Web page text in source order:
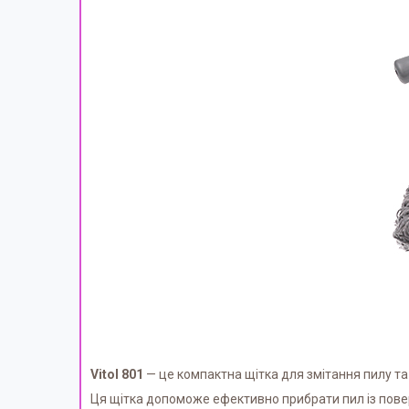
Vitol 801 — це компактна щітка для змітання пилу
Ця щітка допоможе ефективно прибрати пил із